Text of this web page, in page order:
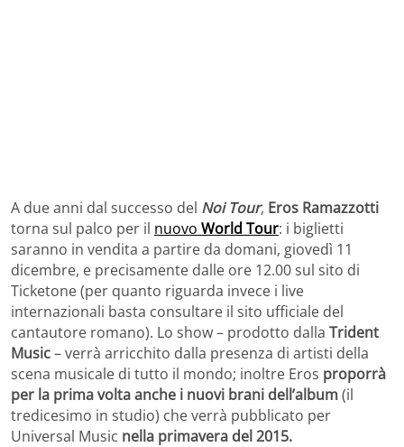
A due anni dal successo del Noi Tour, Eros Ramazzotti
torna sul palco per il nuovo World Tour: i biglietti
saranno in vendita a partire da domani, giovedì 11
dicembre, e precisamente dalle ore 12.00 sul sito di
Ticketone (per quanto riguarda invece i live
internazionali basta consultare il sito ufficiale del
cantautore romano). Lo show – prodotto dalla Trident
Music– verrà arricchito dalla presenza di artisti della
scena musicale di tutto il mondo; inoltre Eros proporrà
per la prima volta anche i nuovi brani dell’album(il
tredicesimo in studio) che verrà pubblicato per
Universal Music nella primavera del 2015.